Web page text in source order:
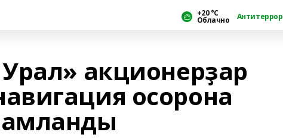
+20 °С
Облачно Антитеррор
акционерҙар
осорона